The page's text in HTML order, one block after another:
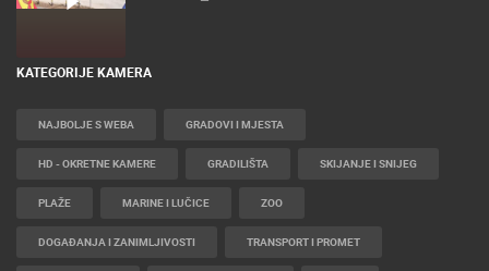
KATEGORIJE KAMERA
NAJBOLJE S WEBA GRADOVI I MJESTA
HD - OKRETNE KAMERE GRADILIŠTA SKIJANJE I SNIJEG
PLAŽE MARINE I LUČICE ZOO
DOGAĐANJA I ZANIMLJIVOSTI TRANSPORT I PROMET